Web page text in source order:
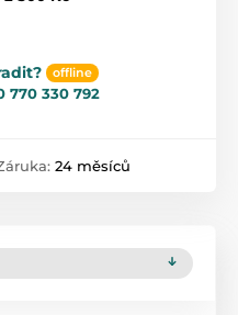
offline
770 330 792
24 měsíců